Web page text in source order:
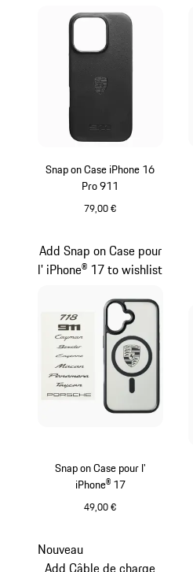
Snap on Case iPhone 16
Pro 911
79,00 €
Snap on Case pour l'
iPhone® 17
49,00 €
Add Snap on Case pour
l' iPhone® 17 to wishlist
Nouveau